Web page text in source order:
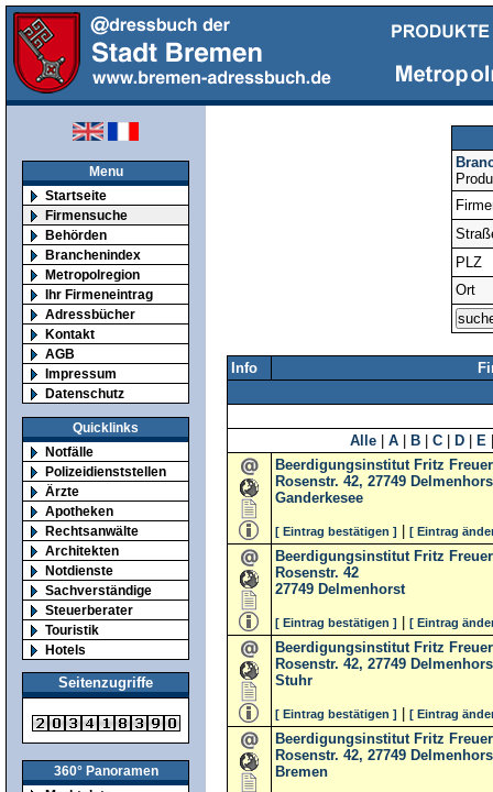
Menu
Startseite
Firmensuche
Behörden
Branchenindex
Metropolregion
Ihr Firmeneintrag
Adressbücher
Kontakt
AGB
Impressum
Datenschutz
Quicklinks
Notfälle
Polizeidienststellen
Ärzte
Apotheken
Rechtsanwälte
Architekten
Notdienste
Sachverständige
Steuerberater
Touristik
Hotels
Seitenzugriffe
360° Panoramen
PLZ
Ort
Info
Alle A B C D E
Beerdigungsinstitut Fritz
Rosenstr. 42, 27749
Ganderkesee
[ Eintrag bestätigen ] [ Eintrag
Beerdigungsinstitut Fritz
Rosenstr. 42
27749 Delmenhorst
[ Eintrag bestätigen ] [ Eintrag
Beerdigungsinstitut Fritz
Rosenstr. 42, 27749
Stuhr
[ Eintrag bestätigen ] [ Eintrag
Beerdigungsinstitut Fritz
Rosenstr. 42, 27749
Bremen